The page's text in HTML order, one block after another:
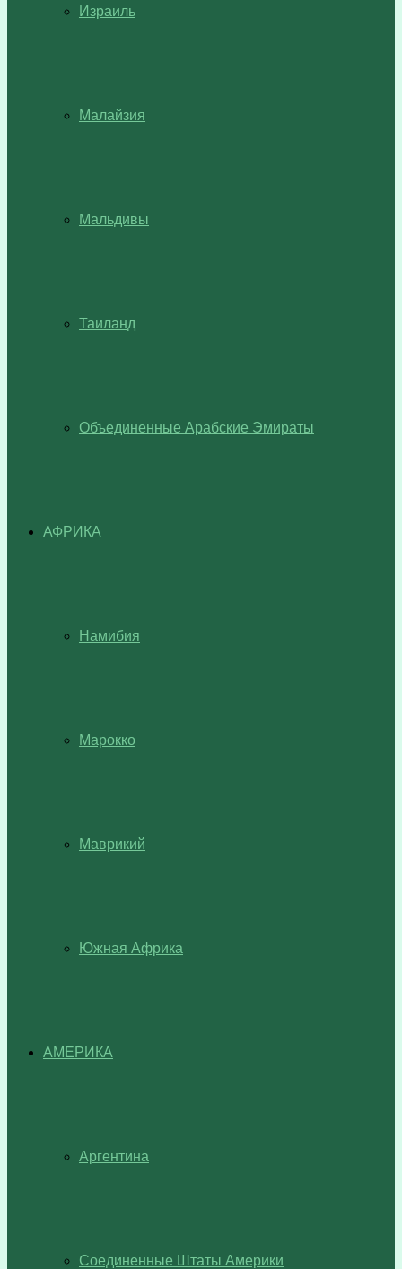
Израиль
Малайзия
Мальдивы
Таиланд
Объединенные Арабские Эмираты
АФРИКА
Намибия
Марокко
Маврикий
Южная Африка
АМЕРИКА
Аргентина
Соединенные Штаты Америки